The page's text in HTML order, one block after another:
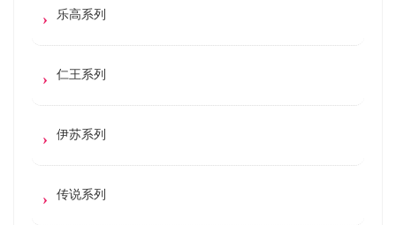
乐高系列
仁王系列
伊苏系列
传说系列